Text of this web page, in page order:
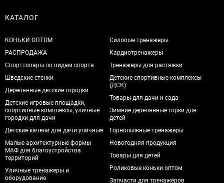
КАТАЛОГ
КОНЬКИ ОПТОМ
РАСПРОДАЖА
Спорттовары по видам спорта
Шведские стенки
Деревянные детские городки
Детские игровые площадки,
спортивные комплексы, уличные
городки для дачи
Детские качели для дачи уличные
Малые архитектурные формы
МАФ для благоустройства
территорий
Уличные тренажеры и
оборудование
Силовые тренажеры
Кардиотренажеры
Тренажеры для растяжки
Детские спортивные комплексы
(ДСК)
Товары для дачи и сада
Зимние деревянные горки для
детей
Горнолыжные тренажеры
Новогодняя продукция
Товары для детей
Роликовые коньки оптом
Запчасти для тренажеров